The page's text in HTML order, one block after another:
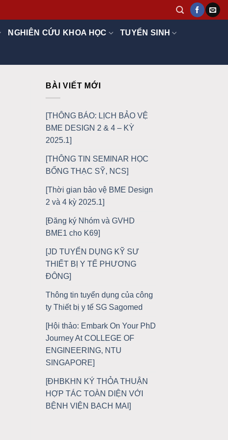
NGHIÊN CỨU KHOA HỌC TUYỂN SINH
BÀI VIẾT MỚI
[THÔNG BÁO: LỊCH BẢO VỆ
BME DESIGN 2 & 4 – KỲ
2025.1]
[THÔNG TIN SEMINAR HỌC
BỔNG THẠC SỸ, NCS]
[Thời gian bảo vệ BME Design
2 và 4 kỳ 2025.1]
[Đăng ký Nhóm và GVHD
BME1 cho K69]
[JD TUYỂN DỤNG KỸ SƯ
THIẾT BỊ Y TẾ PHƯƠNG
ĐÔNG]
Thông tin tuyển dụng của công
ty Thiết bị y tế SG Sagomed
[Hội thảo: Embark On Your PhD
Journey At COLLEGE OF
ENGINEERING, NTU
SINGAPORE]
[ĐHBKHN KÝ THỎA THUẬN
HỢP TÁC TOÀN DIỆN VỚI
BỆNH VIỆN BẠCH MAI]